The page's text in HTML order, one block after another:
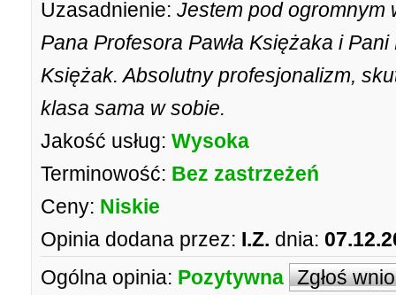
Uzasadnienie: Jestem pod ogromnym
Pana Profesora Pawła Księżaka i
Księżak. Absolutny profesjonalizm,
klasa sama w sobie.
Jakość usług: Wysoka
Terminowość: Bez zastrzeżeń
Ceny: Niskie
Opinia dodana przez: I.Z. dnia:
Ogólna opinia: Pozytywna Zgłoś